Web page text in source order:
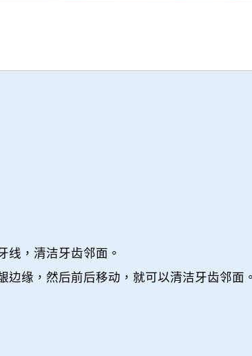
线，清洁牙齿邻面。
边缘，然后前后移动，就可以清洁牙齿邻面